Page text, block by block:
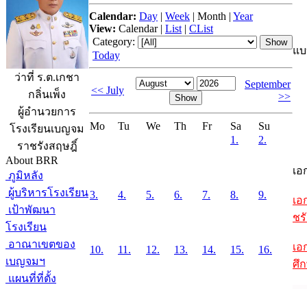
ว่าที่ ร.ต.เกชา
กลิ่นเพ็ง
ผู้อำนวยการ
โรงเรียนเบญจม
ราชรังสฤษฎิ์
About BRR
ภูมิหลัง
ผู้บริหารโรงเรียน
เป้าพัฒนา
โรงเรียน
อาณาเขตของ
เบญจมฯ
แผนที่ที่ตั้ง
Calendar: Day | Week | Month | Year
View: Calendar| List | CList
Category:
Today
<< July
September
>>
Mo Tu We Th Fr Sa
Su
1.
2.
3. 4. 5. 6. 7. 8. 9.
10. 11. 12. 13. 14. 15. 16.
แ
เ
เ
ช
เ
ศึ